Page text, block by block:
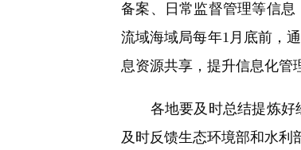
备案、日常监督管理等信
流域海域局每年1月底前，
息资源共享，提升信息化管
各地要及时总结提炼好经
及时反馈生态环境部和水利